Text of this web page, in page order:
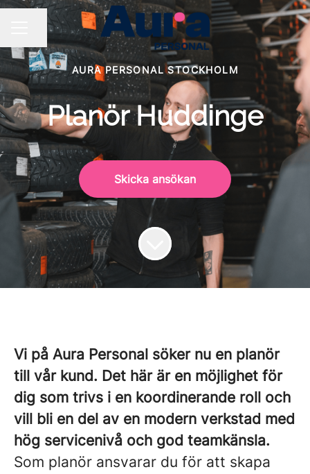
KARRIÄRMENY
Dela sidan
AURA PERSONAL STOCKHOLM
Planör Huddinge
Skicka ansökan
Vi på Aura Personal söker nu en planör
till vår kund. Det här är en möjlighet för
dig som trivs i en koordinerande roll och
vill bli en del av en modern verkstad med
hög servicenivå och god teamkänsla.
Som planör ansvarar du för att skapa